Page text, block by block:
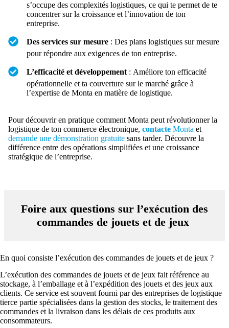
s’occupe des complexités logistiques, ce qui te permet de te
concentrer sur la croissance et l’innovation de ton
entreprise.
Des services sur mesure : Des plans logistiques sur mesure
pour répondre aux exigences de ton entreprise.
L’efficacité et développement : Améliore ton efficacité
opérationnelle et ta couverture sur le marché grâce à
l’expertise de Monta en matière de logistique.
Pour découvrir en pratique comment Monta peut révolutionner la
logistique de ton commerce électronique, contacte Monta et
demande une démonstration gratuite sans tarder. Découvre la
différence entre des opérations simplifiées et une croissance
stratégique de l’entreprise.
Foire aux questions sur l’exécution des
commandes de jouets et de jeux
En quoi consiste l’exécution des commandes de jouets et de jeux ?
L’exécution des commandes de jouets et de jeux fait référence au
stockage, à l’emballage et à l’expédition des jouets et des jeux aux
clients. Ce service est souvent fourni par des entreprises de logistique
tierce partie spécialisées dans la gestion des stocks, le traitement des
commandes et la livraison dans les délais de ces produits aux
consommateurs.